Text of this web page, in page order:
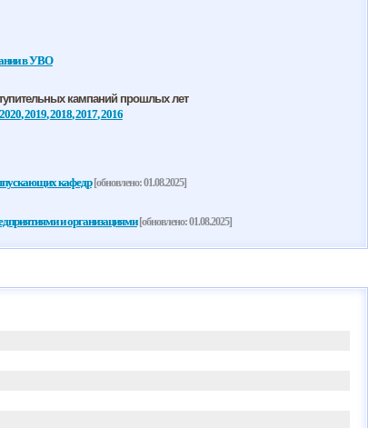
в УВО
кампаний прошлых лет
2020,2019,2018,2017,2016
кафедр[обновлено: 01.08.2025]
и организациями[обновлено: 01.08.2025]